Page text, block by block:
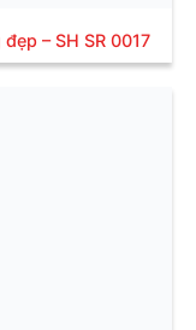
– SH SR 0017